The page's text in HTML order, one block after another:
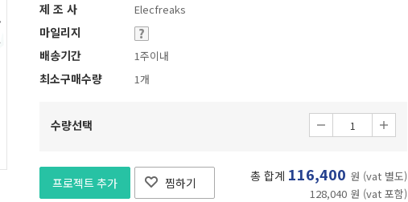
제 조 사
Elecfreaks
마일리지
배송기간
1주이내
최소구매수량 1개
수량선택
프로젝트 추가 찜하기 총 합계 116,400 원 (vat 별도)
128,040 원 (vat 포함)